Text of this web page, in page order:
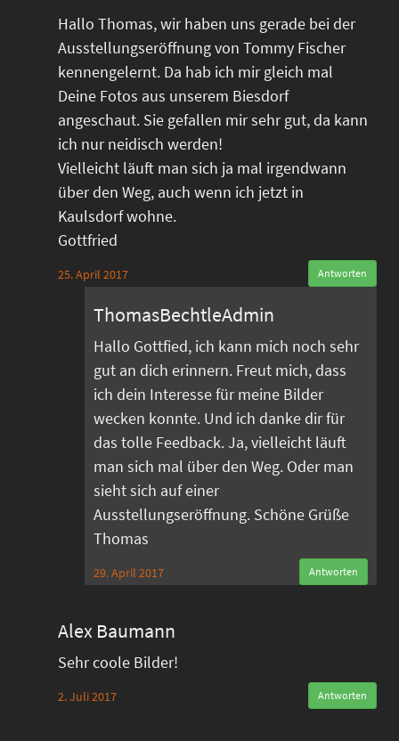
Hallo Thomas, wir haben uns gerade bei der
Ausstellungseröffnung von Tommy Fischer
kennengelernt. Da hab ich mir gleich mal
Deine Fotos aus unserem Biesdorf
angeschaut. Sie gefallen mir sehr gut, da kann
ich nur neidisch werden!
Vielleicht läuft man sich ja mal irgendwann
über den Weg, auch wenn ich jetzt in
Kaulsdorf wohne.
Gottfried
25. April 2017 Antworten
ThomasBechtleAdmin
Hallo Gottfied, ich kann mich noch sehr
gut an dich erinnern. Freut mich, dass
ich dein Interesse für meine Bilder
wecken konnte. Und ich danke dir für
das tolle Feedback. Ja, vielleicht läuft
man sich mal über den Weg. Oder man
sieht sich auf einer
Ausstellungseröffnung. Schöne Grüße
Thomas
29. April 2017 Antworten
Alex Baumann
Sehr coole Bilder!
2. Juli 2017 Antworten